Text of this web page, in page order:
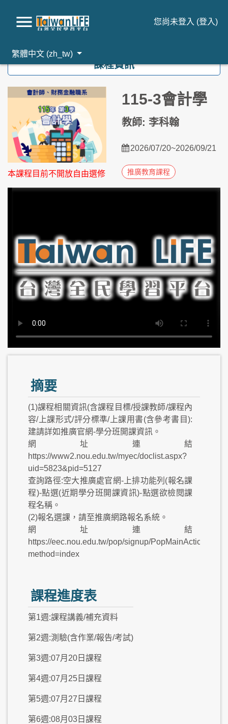
您尚未登入 (登入)
繁體中文 ‎(zh_tw)‎
課程資訊
本課程目前不開放自由選修
115-3會計學
教師: 李科翰
2026/07/20~2026/09/21
推廣教育課程
摘要
(1)課程相關資訊(含課程目標/授課教師/課程內
容/上課形式/評分標準/上課用書(含參考書目):
建請詳如推廣官網-學分班開課資訊。
網址連結
https://www2.nou.edu.tw/myec/doclist.aspx?
uid=5823&pid=5127
查詢路徑:空大推廣處官網-上排功能列(報名課
程)-點選(近期學分班開課資訊)-點選欲檢閱課
程名稱。
(2)報名選課，請至推廣網路報名系統。
網址連結
https://eec.nou.edu.tw/pop/signup/PopMainAction.do?
method=index
課程進度表
第1週:課程講義/補充資料
第2週:測驗(含作業/報告/考試)
第3週:07月20日課程
第4週:07月25日課程
第5週:07月27日課程
第6週:08月03日課程